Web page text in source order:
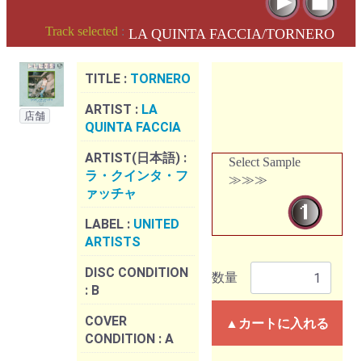
Track selected : LA QUINTA FACCIA/TORNERO
店舗
TITLE : TORNERO
ARTIST : LA
QUINTA FACCIA
ARTIST(日本語) :
ラ・クインタ・フ
ァッチャ
LABEL : UNITED
ARTISTS
DISC CONDITION
: B
COVER
CONDITION : A
Select Sample
≫≫≫
数量
▲カートに入れる